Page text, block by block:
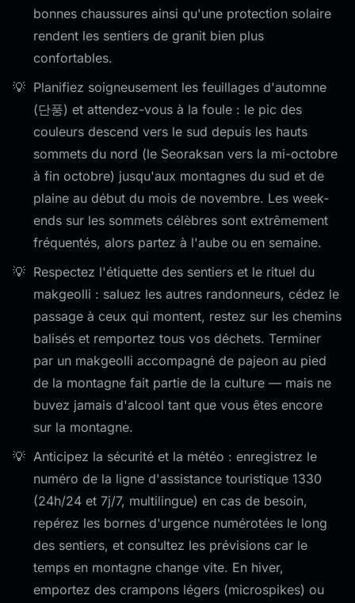
bonnes chaussures ainsi qu'une protection solaire
rendent les sentiers de granit bien plus
confortables.
Planifiez soigneusement les feuillages d'automne
(단풍) et attendez-vous à la foule : le pic des
couleurs descend vers le sud depuis les hauts
sommets du nord (le Seoraksan vers la mi-octobre
à fin octobre) jusqu'aux montagnes du sud et de
plaine au début du mois de novembre. Les week-
ends sur les sommets célèbres sont extrêmement
fréquentés, alors partez à l'aube ou en semaine.
Respectez l'étiquette des sentiers et le rituel du
makgeolli : saluez les autres randonneurs, cédez le
passage à ceux qui montent, restez sur les chemins
balisés et remportez tous vos déchets. Terminer
par un makgeolli accompagné de pajeon au pied
de la montagne fait partie de la culture — mais ne
buvez jamais d'alcool tant que vous êtes encore
sur la montagne.
Anticipez la sécurité et la météo : enregistrez le
numéro de la ligne d'assistance touristique 1330
(24h/24 et 7j/7, multilingue) en cas de besoin,
repérez les bornes d'urgence numérotées le long
des sentiers, et consultez les prévisions car le
temps en montagne change vite. En hiver,
emportez des crampons légers (microspikes) ou